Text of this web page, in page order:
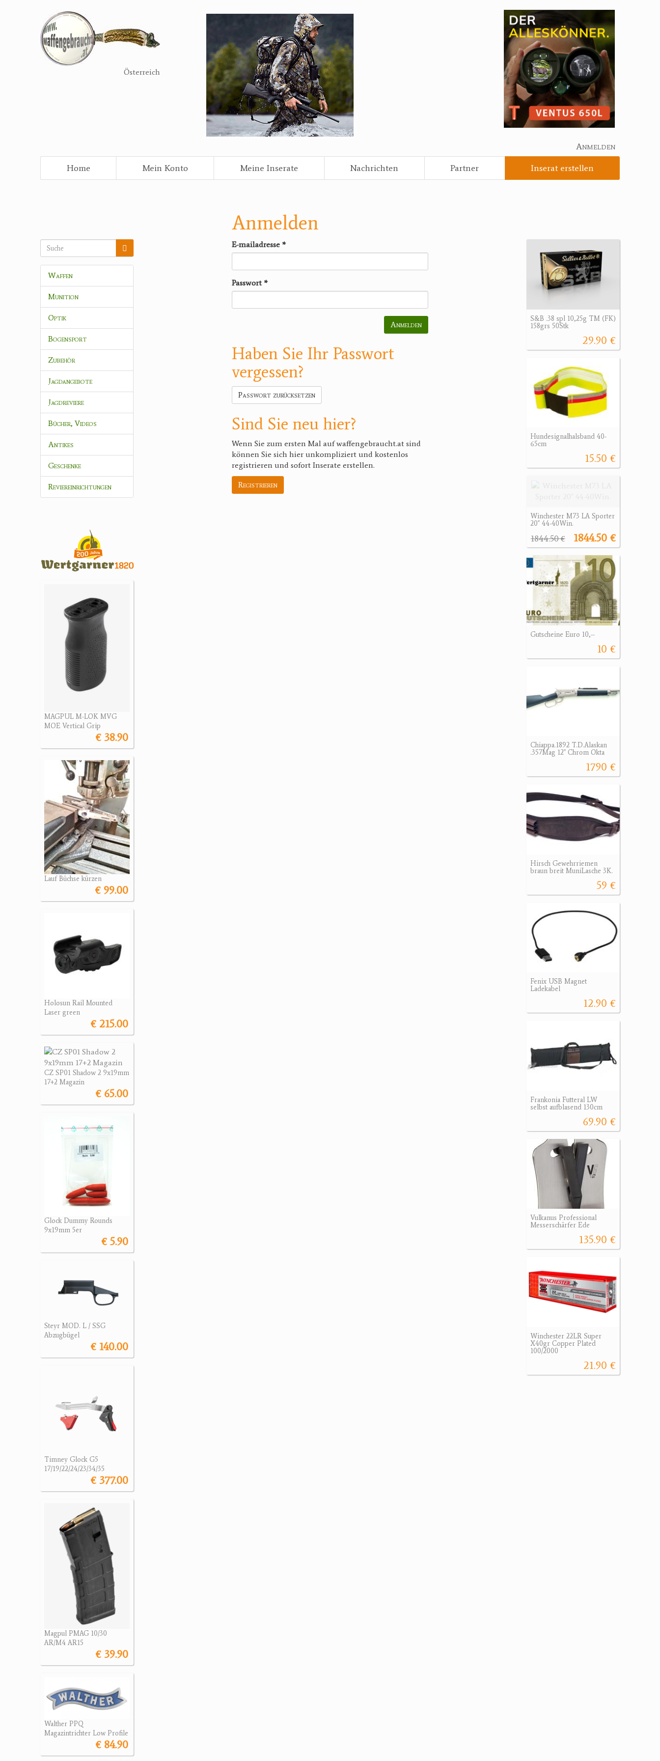
Österreich
Anmelden
Home
Mein Konto Meine Inserate Nachrichten Partner Inserat erstellen
Waffen
Munition
Optik
Bogensport
Zubehör
Jagdangebote
Jagdreviere
Bücher, Videos
Antikes
Geschenke
Reviereinrichtungen
MAGPUL M-LOK MVG
MOE Vertical Grip
€ 38.90
Lauf Büchse kürzen
€ 99.00
Holosun Rail Mounted
Laser green
€ 215.00
CZ SP01 Shadow 2 9x19mm
17+2 Magazin
€ 65.00
Glock Dummy Rounds
9x19mm 5er
€ 5.90
Steyr MOD. L / SSG
Abzugbügel
€ 140.00
Timney Glock G5
17/19/22/24/23/34/35
€ 377.00
Magpul PMAG 10/30
AR/M4 AR15
€ 39.90
Walther PPQ
Magazintrichter Low Profile
€ 84.90
Anmelden
E-mailadresse *
Passwort *
Anmelden
Haben Sie Ihr Passwort
vergessen?
Passwort zurücksetzen
Sind Sie neu hier?
Wenn Sie zum ersten Mal auf waffengebraucht.at sind
können Sie sich hier unkompliziert und kostenlos
registrieren und sofort Inserate erstellen.
Registrieren
S&B .38 spl 10,25g TM (FK)
158grs 50Stk
29.90 €
Hundesignalhalsband 40-
65cm
15.50 €
Winchester M73 LA Sporter
20" 44-40Win.
1844.50 €
1844.50 €
Gutscheine Euro 10,--
10 €
Chiappa.1892 T.D.Alaskan
.357Mag 12" Chrom Okta
1790 €
Hirsch Gewehrriemen
braun breit MuniLasche 3K.
59 €
Fenix USB Magnet
Ladekabel
12.90 €
Frankonia Futteral LW
selbst aufblasend 130cm
69.90 €
Vulkanus Professional
Messerschärfer Ede
135.90 €
Winchester 22LR Super
X40gr Copper Plated
100/2000
21.90 €